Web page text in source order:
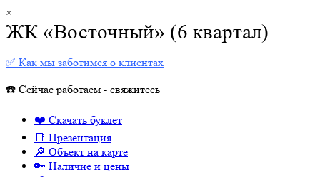
×
ЖК «Восточный» (6 квартал)
✅ Как мы заботимся о клиентах
☎️ Сейчас работаем - свяжитесь
❤️ Скачать буклет
📑 Презентация
🔎 Объект на карте
🔑 Наличие и цены